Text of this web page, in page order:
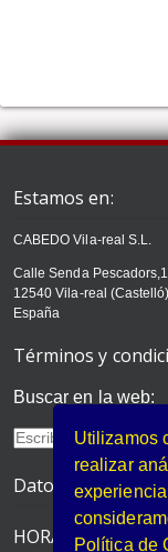
Utilizamos
realizar
Política de
Estamos en:
CABEDO Vila-real S.L.
Calle Senda
12540 Vila-real (Castelló)
España
Términos y
Buscar en la web:
Datos de contacto
HORARIO DE